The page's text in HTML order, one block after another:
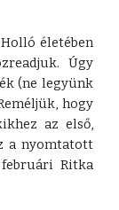
életében
Úgy
(ne legyünk
hogy
az első,
a nyomtatott
februári Ritka